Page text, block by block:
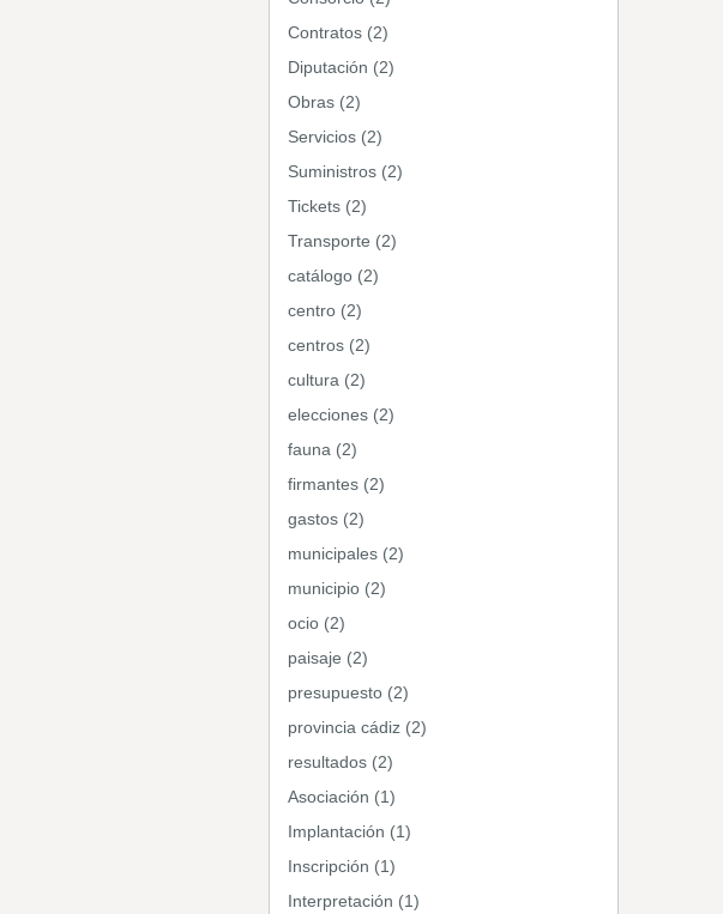
Contratos (2)
Diputación (2)
Obras (2)
Servicios (2)
Suministros (2)
Tickets (2)
Transporte (2)
catálogo (2)
centro (2)
centros (2)
cultura (2)
elecciones (2)
fauna (2)
firmantes (2)
gastos (2)
municipales (2)
municipio (2)
ocio (2)
paisaje (2)
presupuesto (2)
provincia cádiz (2)
resultados (2)
Asociación (1)
Implantación (1)
Inscripción (1)
Interpretación (1)